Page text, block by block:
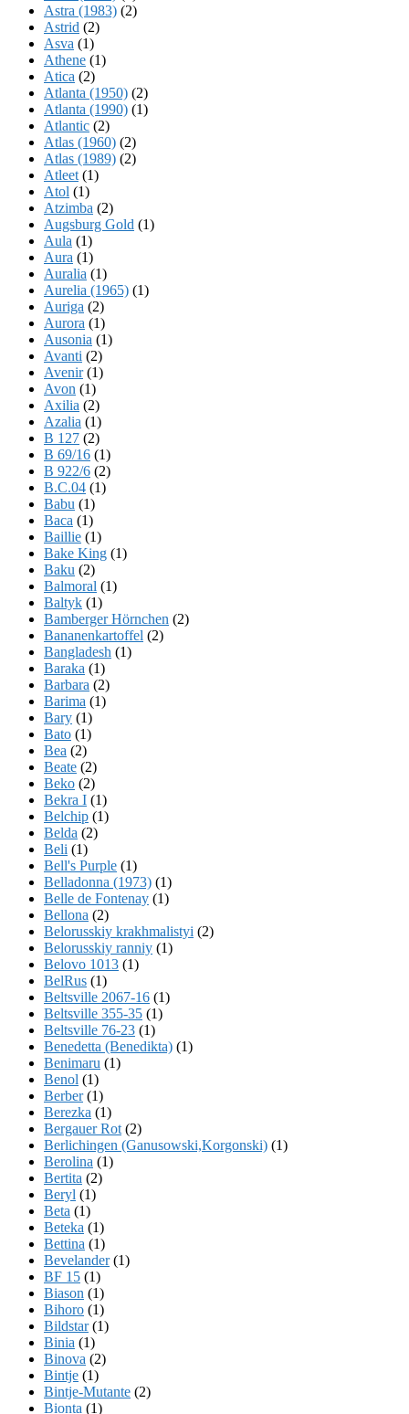
Astra (1983) (2)
Astrid (2)
Asva (1)
Athene (1)
Atica (2)
Atlanta (1950) (2)
Atlanta (1990) (1)
Atlantic (2)
Atlas (1960) (2)
Atlas (1989) (2)
Atleet (1)
Atol (1)
Atzimba (2)
Augsburg Gold (1)
Aula (1)
Aura (1)
Auralia (1)
Aurelia (1965) (1)
Auriga (2)
Aurora (1)
Ausonia (1)
Avanti (2)
Avenir(1)
Avon (1)
Axilia (2)
Azalia (1)
B 127 (2)
B 69/16 (1)
B 922/6 (2)
B.C.04 (1)
Babu (1)
Baca (1)
Baillie (1)
Bake King (1)
Baku (2)
Balmoral (1)
Baltyk (1)
Bamberger Hörnchen (2)
Bananenkartoffel (2)
Bangladesh (1)
Baraka (1)
Barbara (2)
Barima (1)
Bary (1)
Bato (1)
Bea (2)
Beate (2)
Beko (2)
Bekra I (1)
Belchip (1)
Belda (2)
Beli (1)
Bell's Purple (1)
Belladonna (1973) (1)
Belle de Fontenay (1)
Bellona (2)
Belorusskiy krakhmalistyi (2)
Belorusskiy ranniy (1)
Belovo 1013 (1)
BelRus (1)
Beltsville 2067-16 (1)
Beltsville 355-35 (1)
Beltsville 76-23 (1)
Benedetta (Benedikta) (1)
Benimaru (1)
Benol (1)
Berber(1)
Berezka (1)
Bergauer Rot (2)
Berlichingen (Ganusowski,Korgonski) (1)
Berolina (1)
Bertita (2)
Beryl (1)
Beta (1)
Beteka (1)
Bettina (1)
Bevelander(1)
BF 15 (1)
Biason (1)
Bihoro (1)
Bildstar(1)
Binia (1)
Binova (2)
Bintje (1)
Bintje-Mutante (2)
Bionta (1)